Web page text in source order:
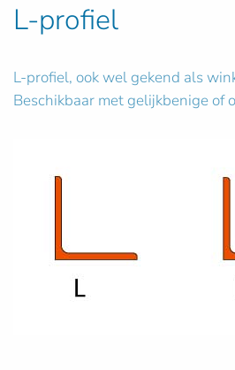
L-profiel
L-profiel, ook wel gekend als
Beschikbaar met gelijkbenige of